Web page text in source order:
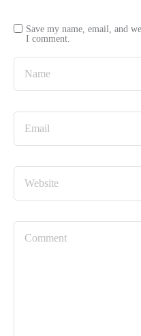
Save my name, email, and
I comment.